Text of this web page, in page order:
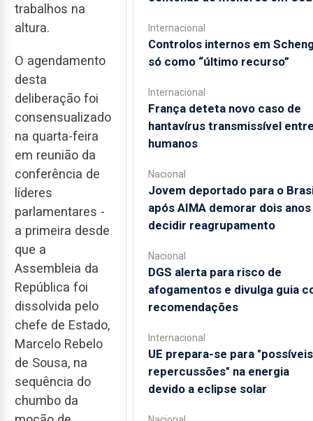
trabalhos na
altura.
O agendamento
desta
deliberação foi
consensualizado
na quarta-feira
em reunião da
conferência de
líderes
parlamentares -
a primeira desde
que a
Assembleia da
República foi
dissolvida pelo
chefe de Estado,
Marcelo Rebelo
de Sousa, na
sequência do
chumbo da
Internacional
Controlos internos em
só como “último recurso”
Internacional
França deteta novo caso de
hantavírus transmissível
humanos
Nacional
Jovem deportado para o
após AIMA demorar dois anos
decidir reagrupamento
Nacional
DGS alerta para risco de
afogamentos e divulga guia
recomendações
Internacional
UE prepara-se para "possíveis
repercussões" na energia
devido a eclipse solar